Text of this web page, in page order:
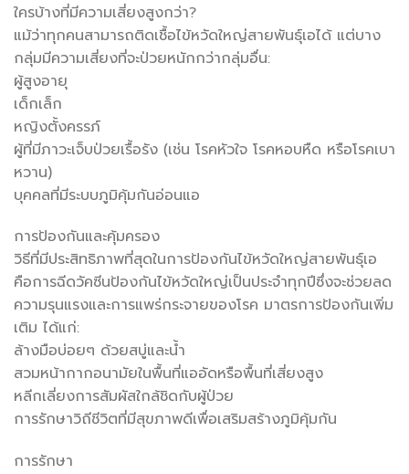
ใครบ้างที่มีความเสี่ยงสูงกว่า?
แม้ว่าทุกคนสามารถติดเชื้อไข้หวัดใหญ่สายพันธุ์เอได้ แต่บาง
กลุ่มมีความเสี่ยงที่จะป่วยหนักกว่ากลุ่มอื่น:
ผู้สูงอายุ
เด็กเล็ก
หญิงตั้งครรภ์
ผู้ที่มีภาวะเจ็บป่วยเรื้อรัง (เช่น โรคหัวใจ โรคหอบหืด หรือโรคเบา
หวาน)
บุคคลที่มีระบบภูมิคุ้มกันอ่อนแอ
การป้องกันและคุ้มครอง
วิธีที่มีประสิทธิภาพที่สุดในการป้องกันไข้หวัดใหญ่สายพันธุ์เอ
คือการฉีดวัคซีนป้องกันไข้หวัดใหญ่เป็นประจำทุกปีซึ่งจะช่วยลด
ความรุนแรงและการแพร่กระจายของโรค มาตรการป้องกันเพิ่ม
เติม ได้แก่:
ล้างมือบ่อยๆ ด้วยสบู่และน้ำ
สวมหน้ากากอนามัยในพื้นที่แออัดหรือพื้นที่เสี่ยงสูง
หลีกเลี่ยงการสัมผัสใกล้ชิดกับผู้ป่วย
การรักษาวิถีชีวิตที่มีสุขภาพดีเพื่อเสริมสร้างภูมิคุ้มกัน
การรักษา